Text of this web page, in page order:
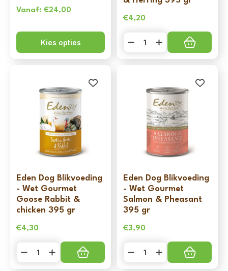
Vanaf: €24,00
Kies opties
€4,20
Dog
Blikvoeding
aantal
Eden Dog Blikvoeding
- Wet Gourmet
Goose Rabbit &
chicken 395 gr
€4,30
Dog
Blikvoeding
Eden Dog Blikvoeding
- Wet Gourmet
Salmon & Pheasant
395 gr
€3,90
Dog
Blikvoeding